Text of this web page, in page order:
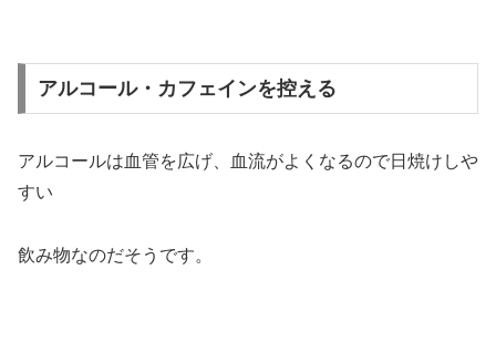
アルコール・カフェインを控える
アルコールは血管を広げ、血流がよくなるので日焼けしや
すい
飲み物なのだそうです。